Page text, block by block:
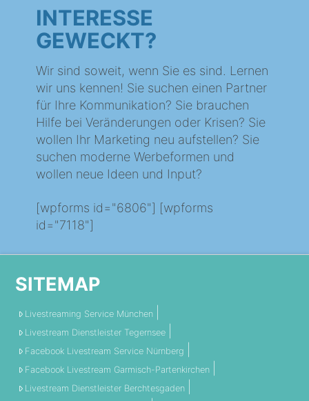
INTERESSE
GEWECKT?
Wir sind soweit, wenn Sie es sind. Lernen
wir uns kennen! Sie suchen einen Partner
für Ihre Kommunikation? Sie brauchen
Hilfe bei Veränderungen oder Krisen? Sie
wollen Ihr Marketing neu aufstellen? Sie
suchen moderne Werbeformen und
wollen neue Ideen und Input?
[wpforms id="6806"] [wpforms
id="7118"]
SITEMAP
Livestreaming Service München
Livestream Dienstleister Tegernsee
Facebook Livestream Service Nürnberg
Facebook Livestream Garmisch-Partenkirchen
Livestream Dienstleister Berchtesgaden